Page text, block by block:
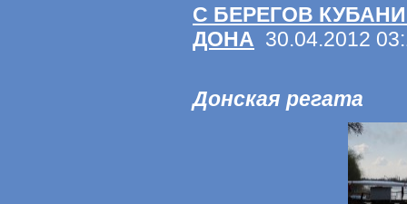
С БЕРЕГОВ
ДОНА 30.04.2012
Донская регата